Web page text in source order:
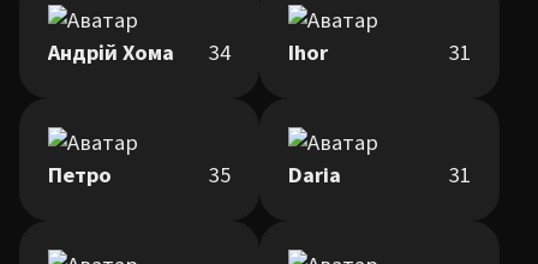
Андрій Хома 34 Ihor 31
Петро 35 Daria 31